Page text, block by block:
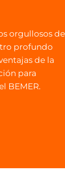
orgullosos de
profundo
de la
para
BEMER.